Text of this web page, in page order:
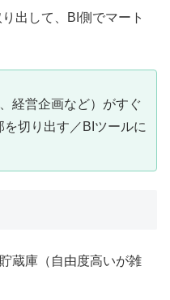
出して、BI側でマート
経営企画など）がすぐ
切り出す／BIツールに
蔵庫（自由度高いが雑